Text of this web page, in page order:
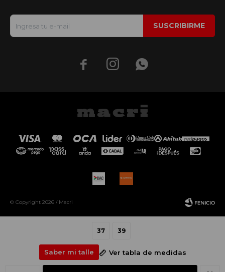
37 39
Saber mi talle Ver tabla de medidas
SUSCRIBIRME
  
© Copyright 2026 / Macri